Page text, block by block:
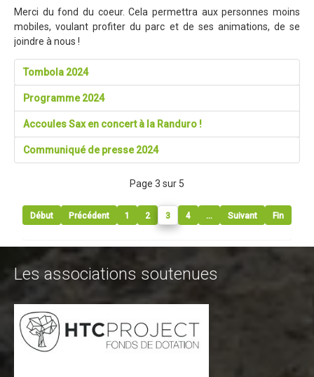
Le site de l'Enduro...
La page facebook de l'Enduro...
Contact Tribal Club VTT
Rechercher
Merci du fond du coeur. Cela permettra aux personnes moins
mobiles, voulant profiter du parc et de ses animations, de se
joindre à nous !
Tombola 2024
Programme 2024
Accoules Sax en concert à la Randuro !
Communiqué de presse 2024
Page 3 sur 5
Début Précédent 1 2 3 4 ... Suivant Fin
Les associations soutenues